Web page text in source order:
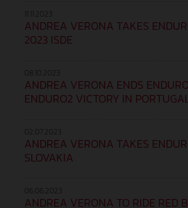
ANDREA VERONA TAKES
2023 ISDE
ANDREA VERONA ENDS
ENDURO2 VICTORY IN
ANDREA VERONA TAKES
SLOVAKIA
ANDREA VERONA TO RIDE RED